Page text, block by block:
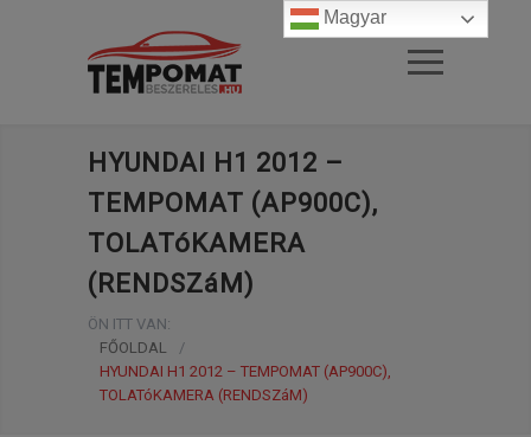
HYUNDAI H1 2012 –
TEMPOMAT (AP900C),
TOLATóKAMERA
(RENDSZáM)
ÖN ITT VAN:
FŐOLDAL
/
HYUNDAI H1 2012 – TEMPOMAT (AP900C),
TOLATóKAMERA (RENDSZáM)
Magyar